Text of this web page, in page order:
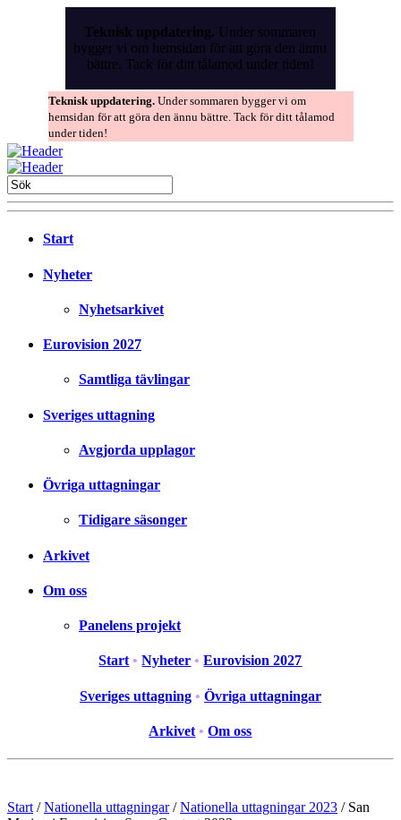
Teknisk uppdatering. Under sommaren
bygger vi om hemsidan för att göra den ännu
bättre. Tack för ditt tålamod under tiden!
Teknisk uppdatering. Under sommaren bygger vi om
hemsidan för att göra den ännu bättre. Tack för ditt tålamod
under tiden!
Start
Nyheter
Nyhetsarkivet
Eurovision 2027
Samtliga tävlingar
Sveriges uttagning
Avgjorda upplagor
Övriga uttagningar
Tidigare säsonger
Arkivet
Om oss
Panelens projekt
Start • Nyheter • Eurovision 2027
Sveriges uttagning • Övriga uttagningar
Arkivet • Om oss
Start / Nationella uttagningar / Nationella uttagningar 2023 / San